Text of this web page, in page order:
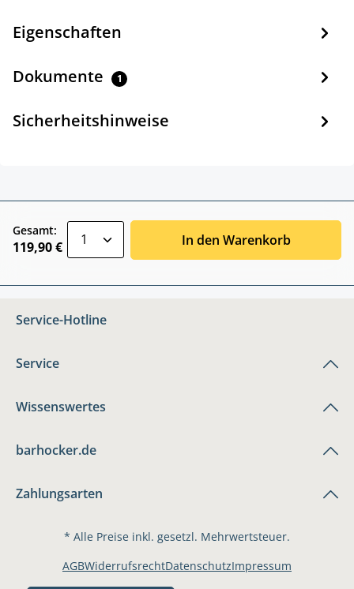
Eigenschaften
Dokumente 1
Sicherheitshinweise
Gesamt:
119,90 € In den Warenkorb
Service-Hotline
Service
Wissenswertes
barhocker.de
Zahlungsarten
* Alle Preise inkl. gesetzl. Mehrwertsteuer.
AGBWiderrufsrechtDatenschutzImpressum